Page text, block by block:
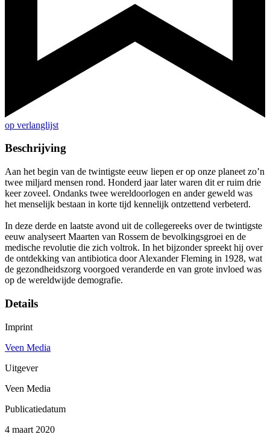
op verlanglijst
Beschrijving
Aan het begin van de twintigste eeuw liepen er op onze planeet zo’n
twee miljard mensen rond. Honderd jaar later waren dit er ruim drie
keer zoveel. Ondanks twee wereldoorlogen en ander geweld was
het menselijk bestaan in korte tijd kennelijk ontzettend verbeterd.
In deze derde en laatste avond uit de collegereeks over de twintigste
eeuw analyseert Maarten van Rossem de bevolkingsgroei en de
medische revolutie die zich voltrok. In het bijzonder spreekt hij over
de ontdekking van antibiotica door Alexander Fleming in 1928, wat
de gezondheidszorg voorgoed veranderde en van grote invloed was
op de wereldwijde demografie.
Details
Imprint
Veen Media
Uitgever
Veen Media
Publicatiedatum
4 maart 2020